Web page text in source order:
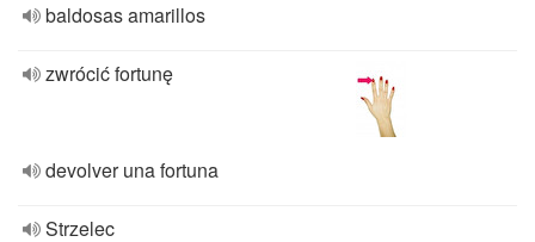
baldosas amarillos
zwrócić fortunę
devolver una fortuna
Strzelec